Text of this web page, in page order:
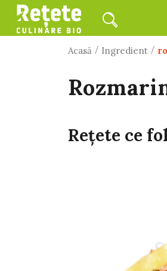
Acasă / Ingredient /
Rețete ce